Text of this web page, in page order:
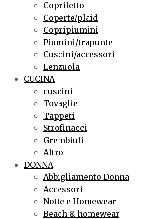
Copriletto
Coperte/plaid
Copripiumini
Piumini/trapunte
Cuscini/accessori
Lenzuola
CUCINA
cuscini
Tovaglie
Tappeti
Strofinacci
Grembiuli
Altro
DONNA
Abbigliamento Donna
Accessori
Notte e Homewear
Beach & homewear